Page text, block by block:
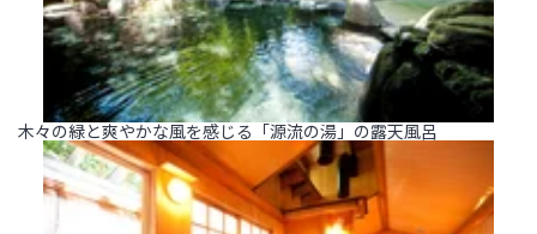
木々の緑と爽やかな風を感じる「源流の湯」の露天風呂